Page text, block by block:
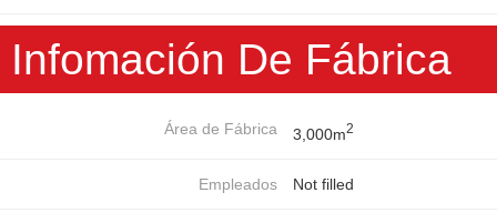
Infomación De Fábrica
Área de Fábrica 3,000m2
Empleados Not filled